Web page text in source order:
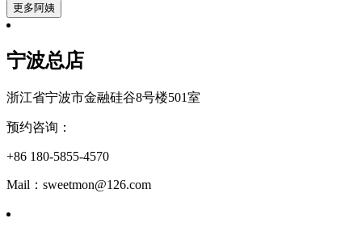
更多阿姨
宁波总店
浙江省宁波市金融硅谷8号楼501室
预约咨询：
+86 180-5855-4570
Mail：sweetmon@126.com